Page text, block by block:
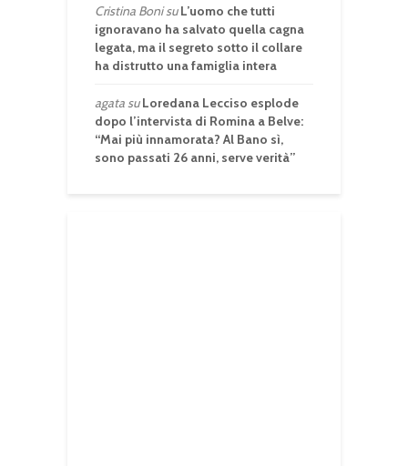
Cristina BonisuL’uomo che tutti
ignoravano ha salvato quella cagna
legata, ma il segreto sotto il collare
ha distrutto una famiglia intera
agatasuLoredana Lecciso esplode
dopo l’intervista di Romina a Belve:
“Mai più innamorata? Al Bano sì,
sono passati 26 anni, serve verità”